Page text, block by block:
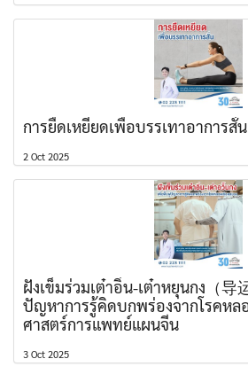
การยืดเหยียดเพื่อบรรเทาอาการสั่น
2 Oct 2025
ฝังเข็มร่วมเต๋าอิ่น-เต๋าหยุนกง（
ปัญหาการรู้คิดบกพร่องจากโรคหล
ศาสตร์การแพทย์แผนจีน
3 Oct 2025